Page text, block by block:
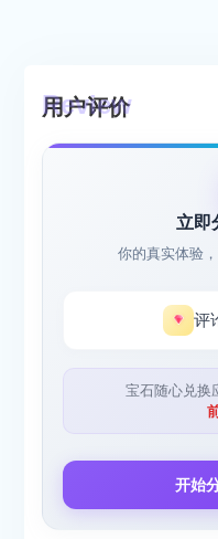
用户评价
立即
你的真实体验
评
宝石随心兑换
开始